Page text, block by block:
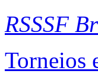
RSSSF
Torneios